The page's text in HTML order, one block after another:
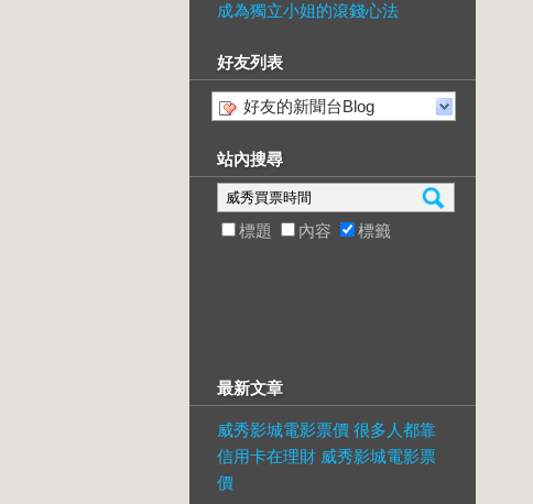
成為獨立小姐的滾錢心法
好友列表
好友的新聞台Blog
站內搜尋
標題 內容 標籤
最新文章
威秀影城電影票價 很多人都靠
信用卡在理財 威秀影城電影票
價